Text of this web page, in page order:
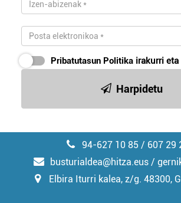
Pribatutasun Politika irakurri
Harpidetu
94-627 10 85 / 607 29
busturialdea@hitza.eus /
Elbira Iturri kalea, z/g. 48300,